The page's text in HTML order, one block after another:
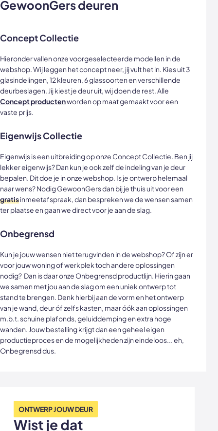
GewoonGers deuren
Concept Collectie
Hieronder vallen onze voorgeselecteerde modellen in de
webshop. Wij leggen het concept neer, jij vult het in. Kies uit 3
glasindelingen, 12 kleuren, 6 glassoorten en verschillende
deurbeslagen. Jij kiest je deur uit, wij doen de rest. Alle
Concept productenworden op maat gemaakt voor een
vaste prijs.
Eigenwijs Collectie
Eigenwijs is een uitbreiding op onze Concept Collectie. Ben jij
lekker eigenwijs? Dan kun je ook zelf de indeling van je deur
bepalen. Dit doe je in onze webshop. Is je ontwerp helemaal
naar wens? Nodig GewoonGers dan bij je thuis uit voor een
gratisinmeetafspraak, dan bespreken we de wensen samen
ter plaatse en gaan we direct voor je aan de slag.
Onbegrensd
Kun je jouw wensen niet terugvinden in de webshop? Of zijn er
voor jouw woning of werkplek toch andere oplossingen
nodig? Dan is daar onze Onbegrensd productlijn. Hierin gaan
we samen met jou aan de slag om een uniek ontwerp tot
stand te brengen. Denk hierbij aan de vorm en het ontwerp
van je wand, deur óf zelfs kasten, maar óók aan oplossingen
m.b.t. schuine plafonds, geluiddemping en extra hoge
wanden. Jouw bestelling krijgt dan een geheel eigen
productieproces en de mogelijkheden zijn eindeloos... eh,
Onbegrensd dus.
ONTWERP JOUW DEUR
Wist je dat